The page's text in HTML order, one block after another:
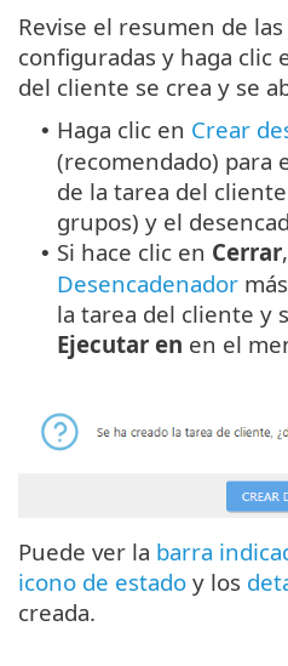
Revise el resumen de
configuradas y haga clic
del cliente se crea y se
• Haga clic en Crear
(recomendado) para
de la tarea del
grupos) y el
• Si hace clic en Cerrar
Desencadenador
la tarea del cliente y
Ejecutar en en el
Puede ver la barra
icono de estado y los
creada.